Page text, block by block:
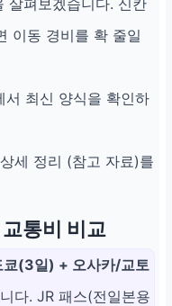
이동 경비를 확 줄일
서 최신 양식을 확인하
세 정리 (참고 자료)를
통비 비교
쿄(3일) + 오사카/교토
다. JR 패스(전일본용